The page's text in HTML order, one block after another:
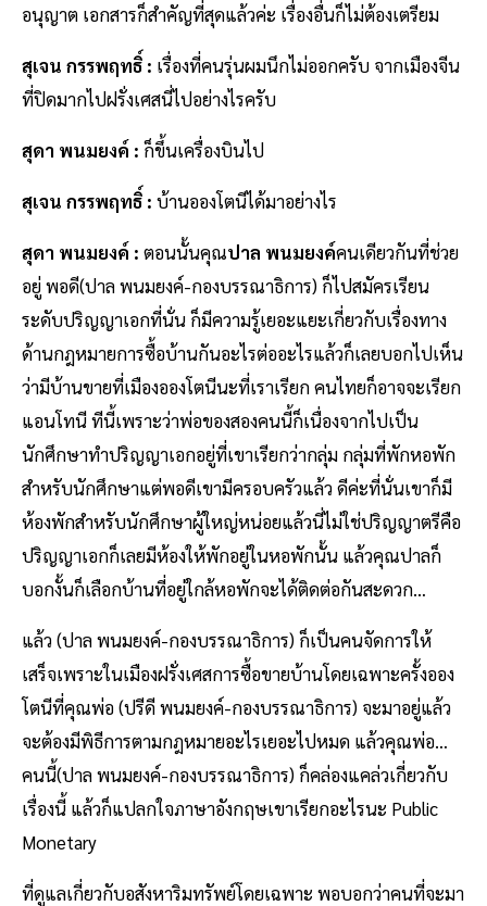
อนุญาต เอกสารก็สำคัญที่สุดแล้วค่ะ เรื่องอื่นก็ไม่ต้องเตรียม
สุเจน กรรพฤทธิ์ : เรื่องที่คนรุ่นผมนึกไม่ออกครับ จากเมืองจีน
ที่ปิดมากไปฝรั่งเศสนี่ไปอย่างไรครับ
สุดา พนมยงค์ : ก็ขึ้นเครื่องบินไป
สุเจน กรรพฤทธิ์ : บ้านอองโตนีได้มาอย่างไร
สุดา พนมยงค์ : ตอนนั้นคุณปาล พนมยงค์คนเดียวกันที่ช่วย
อยู่ พอดี(ปาล พนมยงค์-กองบรรณาธิการ) ก็ไปสมัครเรียน
ระดับปริญญาเอกที่นั่น ก็มีความรู้เยอะแยะเกี่ยวกับเรื่องทาง
ด้านกฎหมายการซื้อบ้านกันอะไรต่ออะไรแล้วก็เลยบอกไปเห็น
ว่ามีบ้านขายที่เมืองอองโตนีนะที่เราเรียก คนไทยก็อาจจะเรียก
แอนโทนี ทีนี้เพราะว่าพ่อของสองคนนี้ก็เนื่องจากไปเป็น
นักศึกษาทำปริญญาเอกอยู่ที่เขาเรียกว่ากลุ่ม กลุ่มที่พักหอพัก
สำหรับนักศึกษาแต่พอดีเขามีครอบครัวแล้ว ดีค่ะที่นั่นเขาก็มี
ห้องพักสำหรับนักศึกษาผู้ใหญ่หน่อยแล้วนี่ไม่ใช่ปริญญาตรีคือ
ปริญญาเอกก็เลยมีห้องให้พักอยู่ในหอพักนั้น แล้วคุณปาลก็
บอกงั้นก็เลือกบ้านที่อยู่ใกล้หอพักจะได้ติดต่อกันสะดวก…
แล้ว (ปาล พนมยงค์-กองบรรณาธิการ) ก็เป็นคนจัดการให้
เสร็จเพราะในเมืองฝรั่งเศสการซื้อขายบ้านโดยเฉพาะครั้งออง
โตนีที่คุณพ่อ (ปรีดี พนมยงค์-กองบรรณาธิการ) จะมาอยู่แล้ว
จะต้องมีพิธีการตามกฎหมายอะไรเยอะไปหมด แล้วคุณพ่อ…
คนนี้(ปาล พนมยงค์-กองบรรณาธิการ) ก็คล่องแคล่วเกี่ยวกับ
เรื่องนี้ แล้วก็แปลกใจภาษาอังกฤษเขาเรียกอะไรนะ Public
Monetary
ที่ดูแลเกี่ยวกับอสังหาริมทรัพย์โดยเฉพาะ พอบอกว่าคนที่จะมา